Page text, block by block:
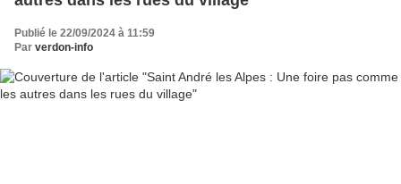
Publié le 22/09/2024 à 11:59
Par verdon-info